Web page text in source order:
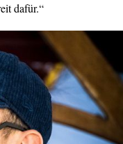
dafür.“